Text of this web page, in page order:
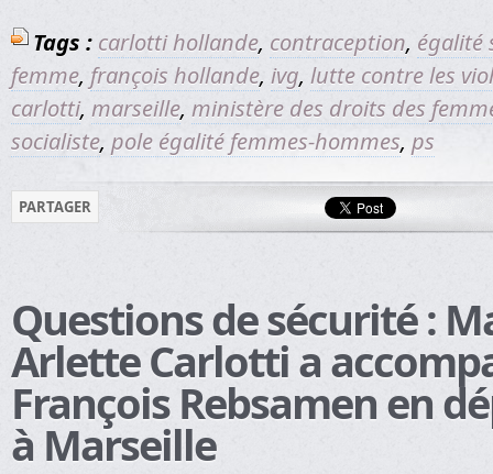
Tags : carlotti hollande, contraception, égalité
femme, françois hollande, ivg, lutte contre les
carlotti, marseille, ministère des droits des
socialiste, pole égalité femmes-hommes, ps
PARTAGER
Questions de sécurité :
Arlette Carlotti a
François Rebsamen en
à Marseille